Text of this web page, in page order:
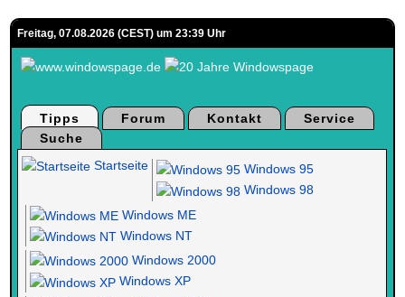
Freitag, 07.08.2026 (CEST) um 23:39 Uhr
Tipps Forum Kontakt
Service
Suche
Startseite
Windows 95
Windows 98
Windows ME
Windows NT
Windows 2000
Windows XP